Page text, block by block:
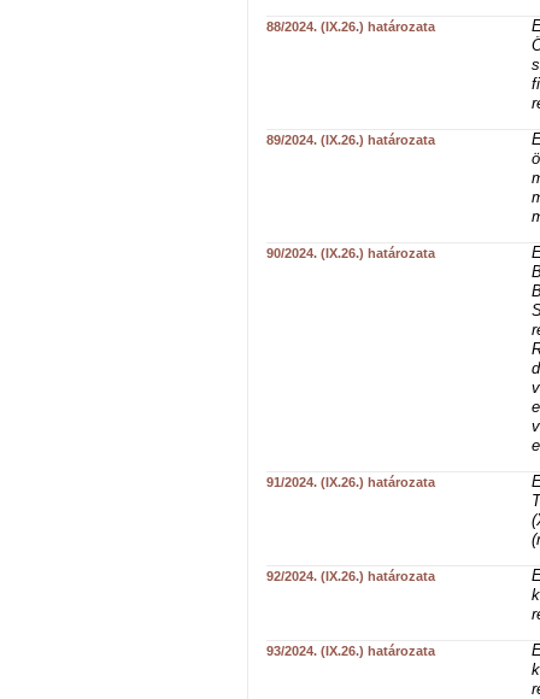
88/2024. (IX.26.) határozata
89/2024. (IX.26.) határozata
90/2024. (IX.26.) határozata
91/2024. (IX.26.) határozata
92/2024. (IX.26.) határozata
93/2024. (IX.26.) határozata